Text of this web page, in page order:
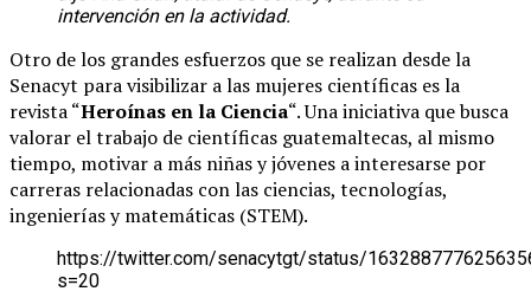
intervención en la actividad.
Otro de los grandes esfuerzos que se realizan desde la
Senacyt para visibilizar a las mujeres científicas es la
revista “Heroínas en la Ciencia“. Una iniciativa que busca
valorar el trabajo de científicas guatemaltecas, al mismo
tiempo, motivar a más niñas y jóvenes a interesarse por
carreras relacionadas con las ciencias, tecnologías,
ingenierías y matemáticas (STEM).
https://twitter.com/senacytgt/status/
s=20